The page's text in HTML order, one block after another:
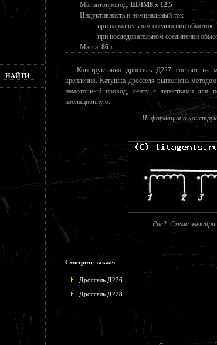
Магнитопровод: ШЛМ8 х 12,5
Индуктивность и номинальный ток
при параллельном соединении обмоток:
при последовательном соединении
Масса: 86 г
Конструктивно дроссель Д227 состоит из
крепления. Катушка дросселя выполнена
намоточный провод, ленту с лепестками для
изоляционную.
Информация о
Рис2. Схема
Смотрите также:
Дроссель Д226
Дроссель Д228